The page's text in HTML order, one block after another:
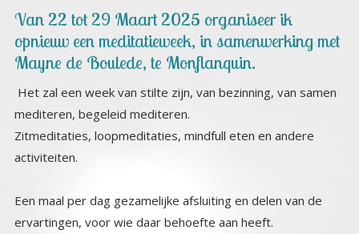
Van 22 tot 29 Maart 2025 organiseer ik
opnieuw een meditatieweek, in samenwerking met
Mayne de Boulede, te Monflanquin.
Het zal een week van stilte zijn, van bezinning, van samen
mediteren, begeleid mediteren.
Zitmeditaties, loopmeditaties, mindfull eten en andere
activiteiten.
Een maal per dag gezamelijke afsluiting en delen van de
ervartingen, voor wie daar behoefte aan heeft.